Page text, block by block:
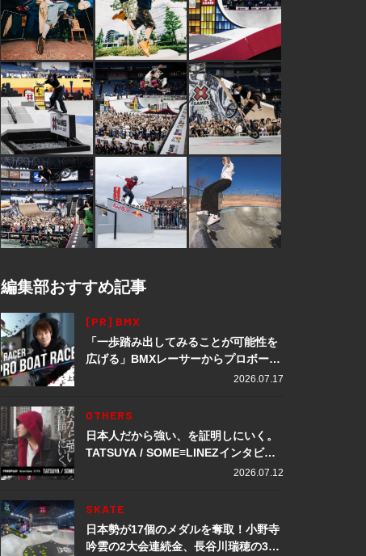
編集部おすすめ記事
[PR] BMX
「一歩踏み出してみることが可能性を
広げる」BMXレーサーからプロボート
レーサーへ転身。上田龍星が体現する
2026.07.17
OTHERS
日本人だから強い、を証明しにいく。
TATSUYA / SOME≡LINEZインタビュ
2026.07.12
SKATE
日本勢が17個のメダルを奪取！小野寺
吟雲の2大会連続金、長谷川瑞穂の3メ